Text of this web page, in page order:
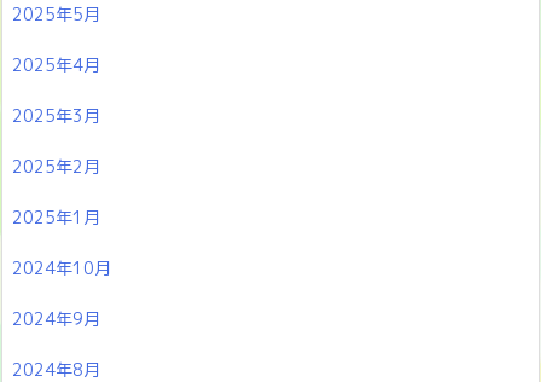
2025年5月
2025年4月
2025年3月
2025年2月
2025年1月
2024年10月
2024年9月
2024年8月